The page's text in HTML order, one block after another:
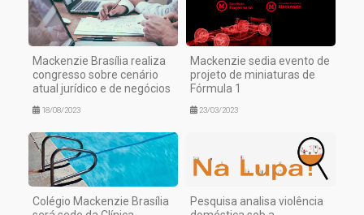
Mackenzie Brasília realiza
congresso sobre cenário
atual jurídico e de negócios
18/08/2023
Mackenzie sedia evento de
projeto de miniaturas de
Fórmula 1
23/03/2023
Colégio Mackenzie Brasília
Pesquisa analisa violência